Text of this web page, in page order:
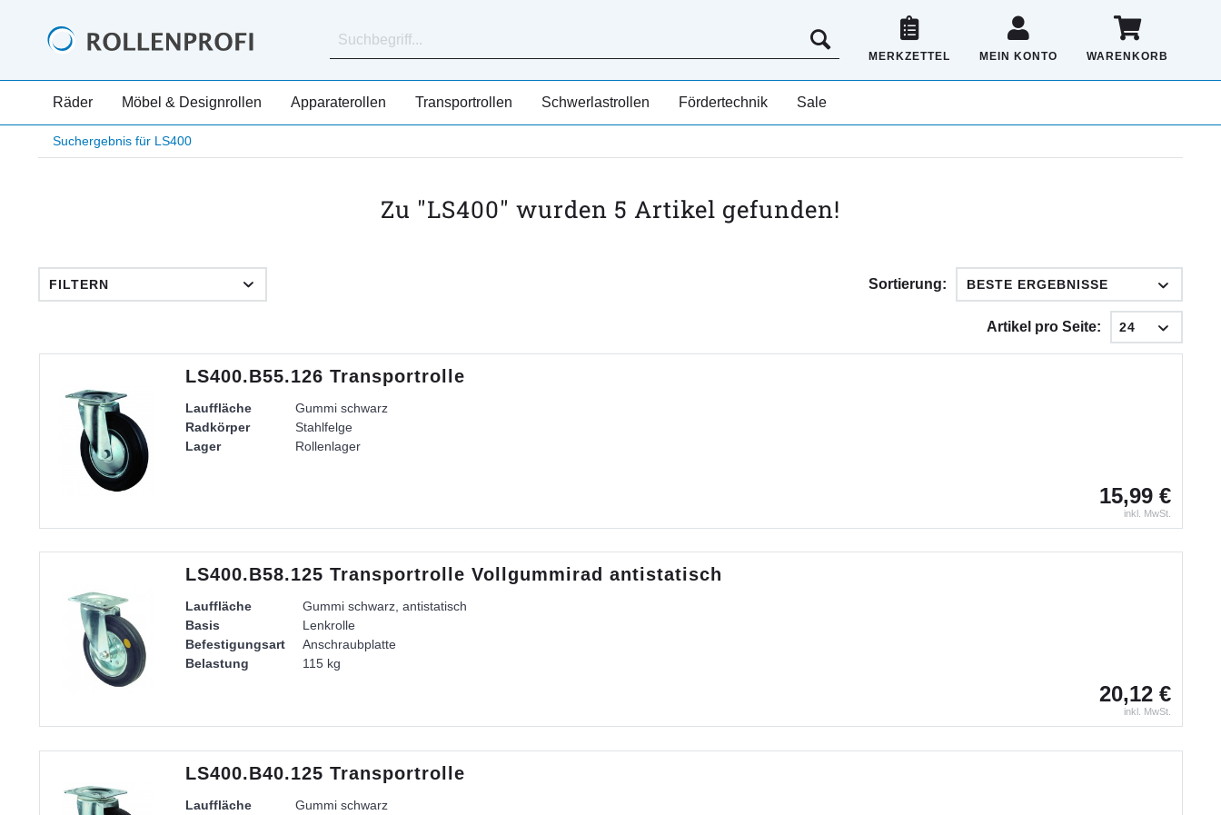
MERKZETTEL MEIN KONTO WARENKORB
Räder Möbel & Designrollen Apparaterollen Transportrollen Schwerlastrollen Fördertechnik Sale
Suchergebnis für LS400
Zu "LS400" wurden 5 Artikel gefunden!
FILTERN Sortierung:
Artikel pro Seite:
LS400.B55.126 Transportrolle
Lauffläche
Gummi schwarz
Radkörper
Stahlfelge
Lager
Rollenlager
15,99 €
inkl. MwSt.
LS400.B58.125 Transportrolle Vollgummirad antistatisch
Lauffläche
Gummi schwarz, antistatisch
Basis
Lenkrolle
Befestigungsart
Anschraubplatte
Belastung
115 kg
20,12 €
inkl. MwSt.
LS400.B40.125 Transportrolle
Lauffläche
Gummi schwarz